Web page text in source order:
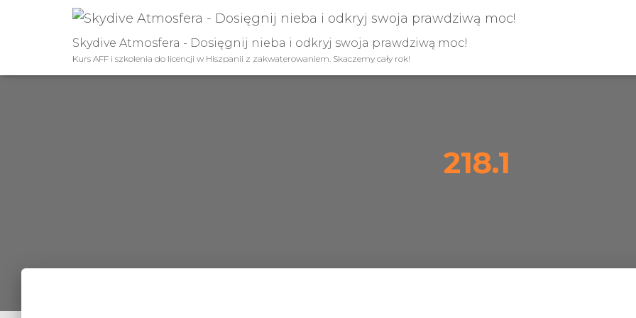
Skydive Atmosfera - Dosięgnij nieba i odkryj swoja prawdziwą moc!
Kurs AFF i szkolenia do licencji w Hiszpanii z zakwaterowaniem. Skaczemy cały rok!
218.1